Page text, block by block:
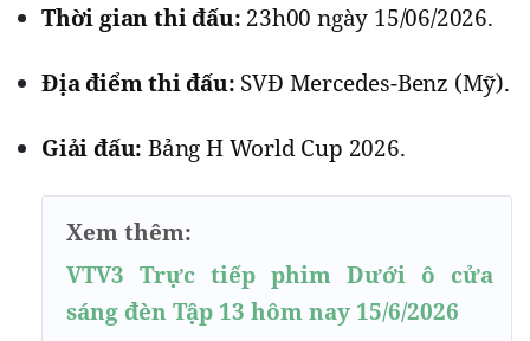
Thời gian thi đấu: 23h00 ngày 15/06/2026.
Địa điểm thi đấu: SVĐ Mercedes-Benz (Mỹ).
Giải đấu: Bảng H World Cup 2026.
Xem thêm:
VTV3 Trực tiếp phim Dưới ô cửa
sáng đèn Tập 13 hôm nay 15/6/2026